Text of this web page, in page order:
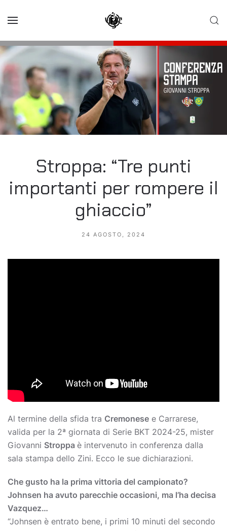
Stroppa: “Tre punti
importanti per rompere il
ghiaccio”
24 AGOSTO, 2024
Al termine della sfida tra Cremonese e Carrarese,
valida per la 2ª giornata di Serie BKT 2024-25, mister
Giovanni Stroppa è intervenuto in conferenza dalla
sala stampa dello Zini. Ecco le sue dichiarazioni.
Che gusto ha la prima vittoria del campionato?
Johnsen ha avuto parecchie occasioni, ma l’ha decisa
Vazquez…
“Johnsen è entrato bene, i primi 10 minuti del secondo